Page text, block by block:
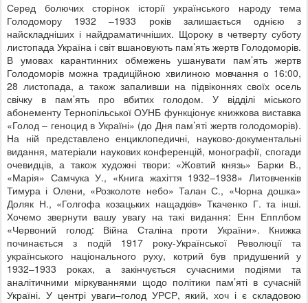
Серед болючих сторінок історії українського народу тема
Голодомору 1932 –1933 років залишається однією з
найскладніших і найдраматичніших. Щороку в четверту суботу
листопада Україна і світ вшановують пам’ять жертв Голодоморів.
В умовах карантинних обмежень ушанувати пам’ять жертв
Голодоморів можна традиційною хвилиною мовчання о 16:00,
28 листопада, а також запаливши на підвіконнях своїх осель
свічку в пам’ять про вбитих голодом. У відділі міського
абонементу Тернопільської ОУНБ функціонує книжкова виставка
«Голод – геноцид в Україні» (до Дня пам’яті жертв голодоморів).
На ній представлено енциклопедичні, науково-документальні
видання, матеріали наукових конференцій, монографії, спогади
очевидців, а також художні твори: «Жовтий князь» Барки В.,
«Марія» Самчука У., «Книга жахіття 1932–1938» Литовченків
Тимура і Олени, «Розколоте небо» Талан С., «Чорна дошка»
Доляк Н., «Голгофа козацьких нащадків» Ткаченко Г. та інші.
Хочемо звернути вашу увагу на такі видання: Енн Епплбом
«Червоний голод: Війна Сталіна проти України». Книжка
починається з подій 1917 року-Української Революції та
українського національного руху, котрий був придушений у
1932–1933 роках, а закінчується сучасними подіями та
аналітичними міркуваннями щодо політики пам’яті в сучасній
Україні. У центрі уваги–голод УРСР, який, хоч і є складовою